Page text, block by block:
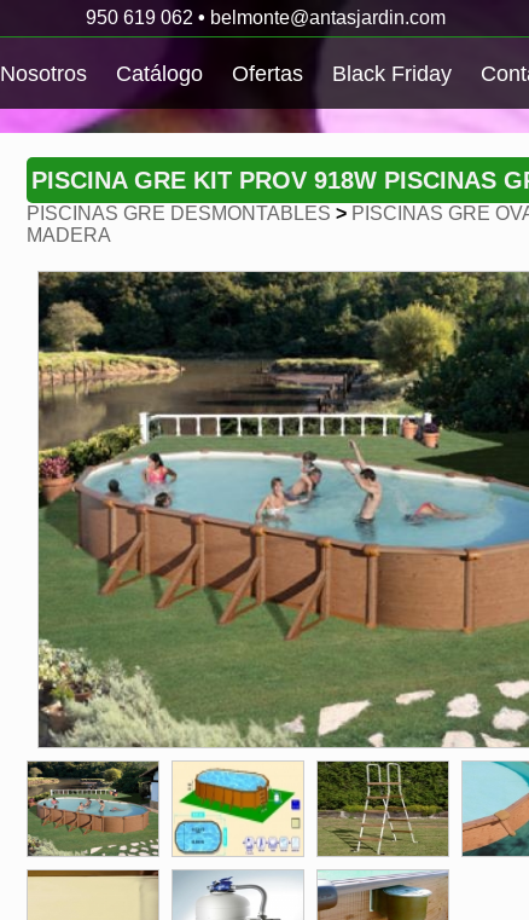
950 619 062 • belmonte@antasjardin.com
Nosotros Catálogo Ofertas Black Friday
PISCINA GRE KIT PROV 918W PISCINAS
PISCINAS GRE DESMONTABLES > PISCINAS GRE
MADERA